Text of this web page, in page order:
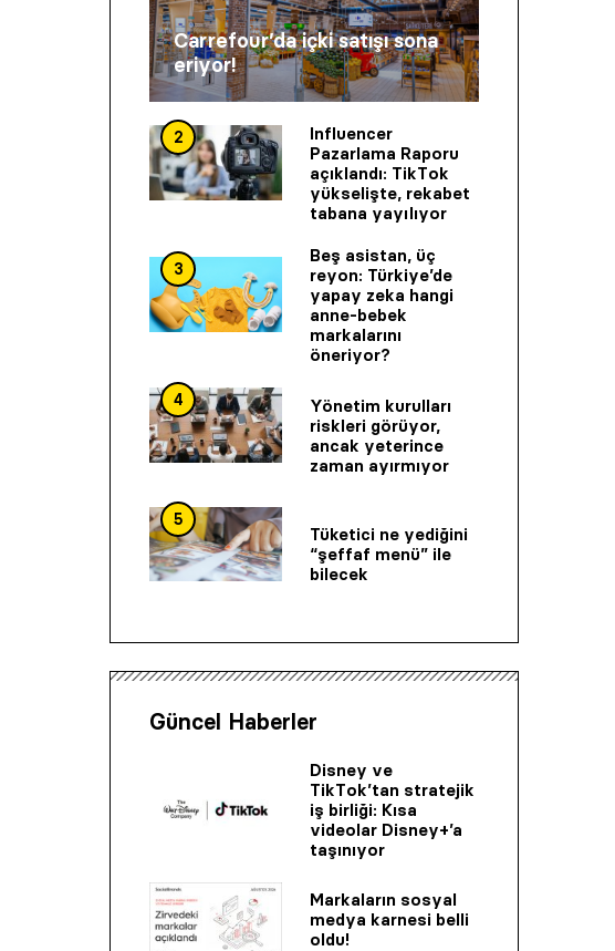
Carrefour’da içki satışı sona
eriyor!
2
Influencer
Pazarlama Raporu
açıklandı: TikTok
yükselişte, rekabet
tabana yayılıyor
3
Beş asistan, üç
reyon: Türkiye’de
yapay zeka hangi
anne-bebek
markalarını
öneriyor?
4
Yönetim kurulları
riskleri görüyor,
ancak yeterince
zaman ayırmıyor
5
Tüketici ne yediğini
“şeffaf menü” ile
bilecek
Güncel Haberler
Disney ve
TikTok’tan stratejik
iş birliği: Kısa
videolar Disney+’a
taşınıyor
Markaların sosyal
medya karnesi belli
oldu!